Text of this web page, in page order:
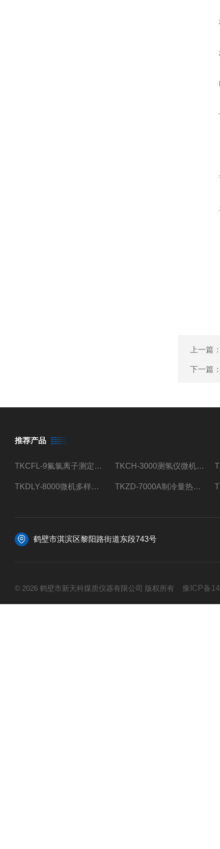
上一篇
下一篇
推荐产品
TKCFL-9氟氯离子测定仪自动煤质检测 TKCH-3000测氢仪微机氢元素测定煤质检测
TKDLY-8000微机多样测硫仪自动定硫仪化验室硫含量测定 TKZD-7000A制冷量热仪自动升降热值仪煤质检测
鹤壁市淇滨区黎阳路街道东段743号
© 2026 鹤壁市新天科煤质仪器有限公司 版权所有 豫ICP备